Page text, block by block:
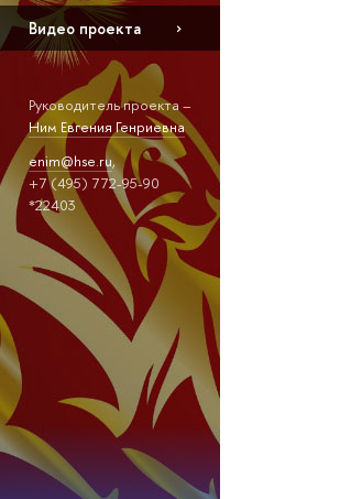
Видео проекта
Руководитель проекта –
Ним Евгения Генриевна
enim@hse.ru,
+7 (495) 772-95-90
*22403